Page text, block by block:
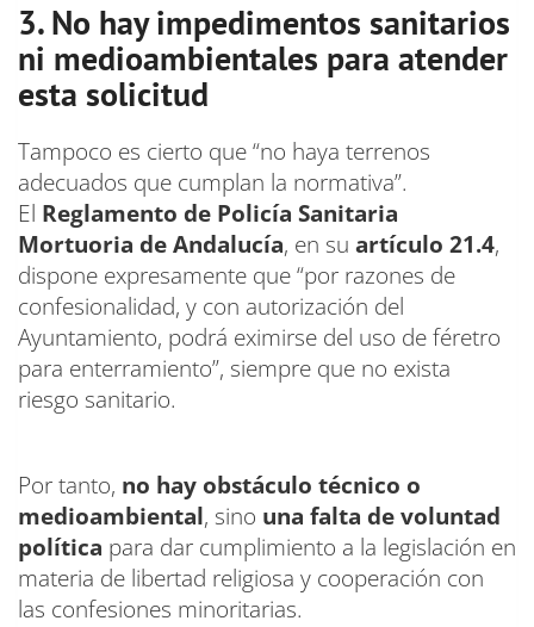
3. No hay impedimentos sanitarios
ni medioambientales para atender
esta solicitud
Tampoco es cierto que “no haya terrenos
adecuados que cumplan la normativa”.
El Reglamento de Policía Sanitaria
Mortuoria de Andalucía, en su artículo 21.4,
dispone expresamente que “por razones de
confesionalidad, y con autorización del
Ayuntamiento, podrá eximirse del uso de féretro
para enterramiento”, siempre que no exista
riesgo sanitario.
Por tanto, no hay obstáculo técnico o
medioambiental, sino una falta de voluntad
política para dar cumplimiento a la legislación en
materia de libertad religiosa y cooperación con
las confesiones minoritarias.